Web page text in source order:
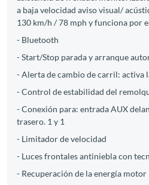
a baja velocidad aviso visual/
130 km/h / 78 mph y funciona por
- Bluetooth
- Start/Stop parada y arranque
- Alerta de cambio de carril: activa
- Control de estabilidad del
- Conexión para: entrada AUX
trasero. 1 y 1
- Limitador de velocidad
- Luces frontales antiniebla con
- Recuperación de la energía motor